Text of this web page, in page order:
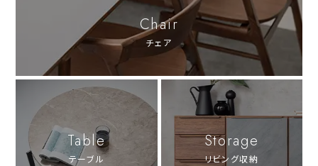
Chair
チェア
Table
テーブル
Storage
リビング収納